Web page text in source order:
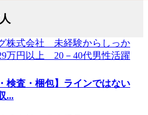
検査・梱包】ラインではない
...